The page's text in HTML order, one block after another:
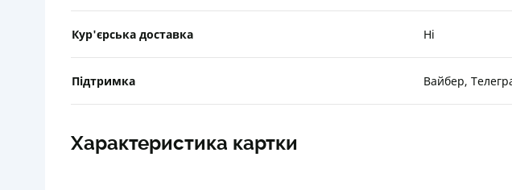
Кур'єрська доставка Ні
Підтримка Вайбер,
Характеристика картки